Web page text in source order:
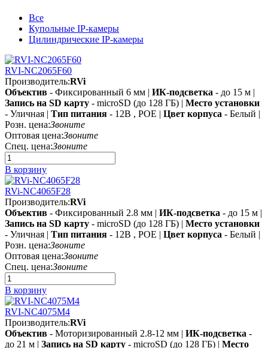
Все
Купольные IP-камеры
Цилиндрические IP-камеры
RVI-NC2065F60
Производитель:RVi
Объектив - Фиксированный 6 мм | ИК-подсветка - до 15 м |
Запись на SD карту - microSD (до 128 ГБ) | Место установки
- Уличная | Тип питания - 12В , POE | Цвет корпуса - Белый |
Розн. цена:Звоните
Оптовая цена:Звоните
Спец. цена:Звоните
В корзину
RVi-NC4065F28
Производитель:RVi
Объектив - Фиксированный 2.8 мм | ИК-подсветка - до 15 м |
Запись на SD карту - microSD (до 128 ГБ) | Место установки
- Уличная | Тип питания - 12В , POE | Цвет корпуса - Белый |
Розн. цена:Звоните
Оптовая цена:Звоните
Спец. цена:Звоните
В корзину
RVI-NC4075M4
Производитель:RVi
Объектив - Моторизированный 2.8-12 мм | ИК-подсветка -
до 21 м | Запись на SD карту - microSD (до 128 ГБ) | Место